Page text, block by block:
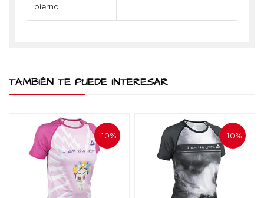
pierna
TAMBIÉN TE PUEDE INTERESAR
-10% -10%